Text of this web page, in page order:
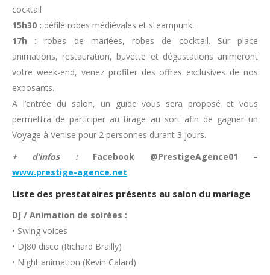
cocktail
15h30 : défilé robes médiévales et steampunk.
17h : robes de mariées, robes de cocktail. Sur place
animations, restauration, buvette et dégustations animeront
votre week-end, venez profiter des offres exclusives de nos
exposants.
A l’entrée du salon, un guide vous sera proposé et vous
permettra de participer au tirage au sort afin de gagner un
Voyage à Venise pour 2 personnes durant 3 jours.
+ d’infos :Facebook @PrestigeAgence01 –
www.prestige-agence.net
Liste des prestataires présents au salon du mariage
DJ / Animation de soirées :
• Swing voices
• DJ80 disco (Richard Brailly)
• Night animation (Kevin Calard)